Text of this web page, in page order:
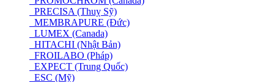
PRECISA (Thuỵ Sỹ)
MEMBRAPURE (Đức)
LUMEX (Canada)
HITACHI (Nhật Bản)
FROILABO (Pháp)
EXPECT (Trung Quốc)
ESC (Mỹ)